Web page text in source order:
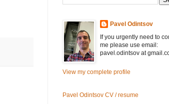
Pavel Odintsov
If you urgently need to
me please use email:
pavel.odintsov at
View my complete profile
Pavel Odintsov CV / resume